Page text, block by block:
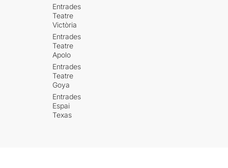
Entrades
Teatre
Victòria
Entrades
Teatre
Apolo
Entrades
Teatre
Goya
Entrades
Espai
Texas